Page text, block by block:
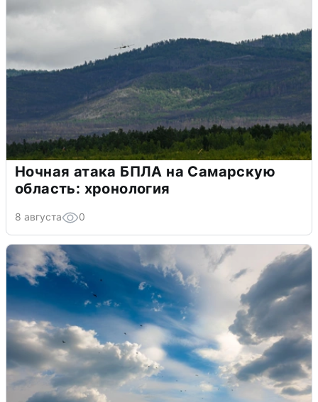
Ночная атака БПЛА на Самарскую
область: хронология
8 августа 0